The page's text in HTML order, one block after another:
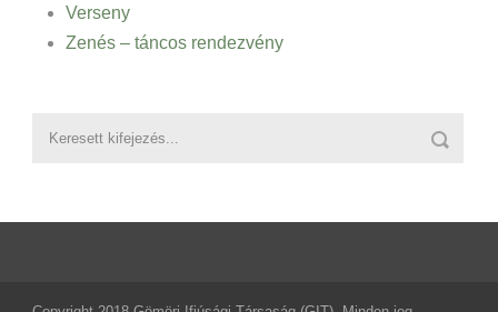
Verseny
Zenés – táncos rendezvény